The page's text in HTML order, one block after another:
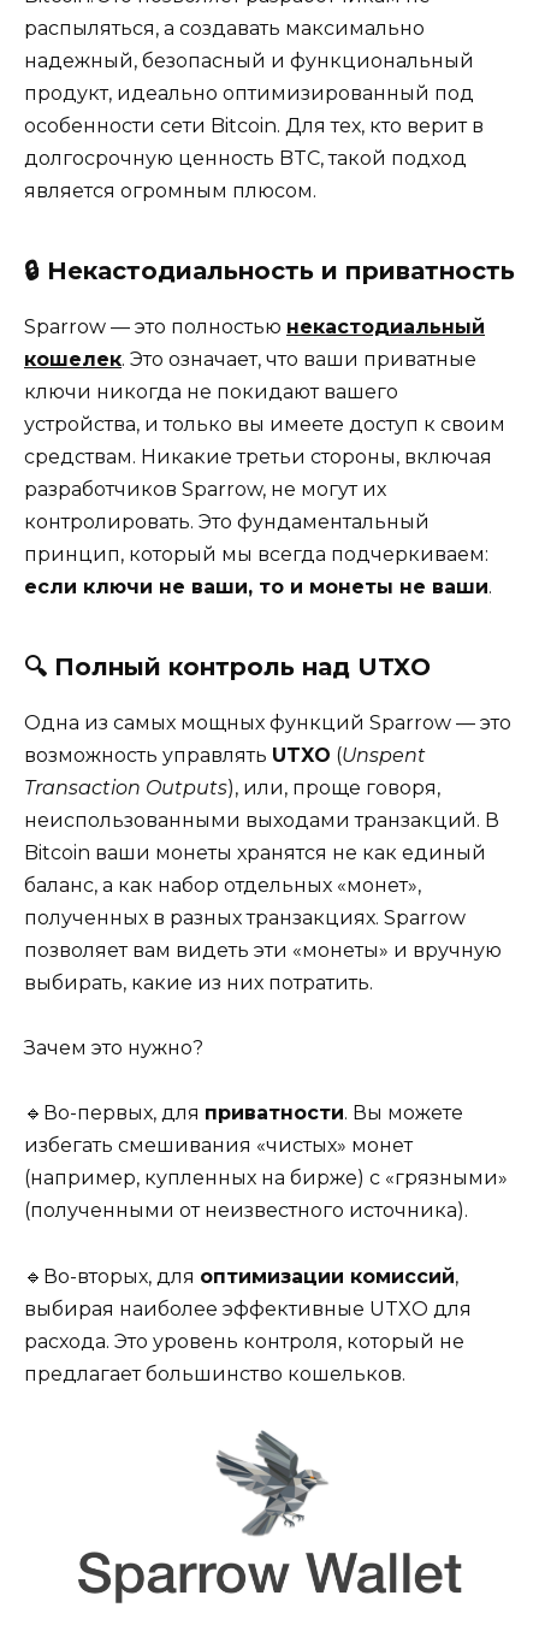
распыляться, а создавать максимально
надежный, безопасный и функциональный
продукт, идеально оптимизированный под
особенности сети Bitcoin. Для тех, кто верит в
долгосрочную ценность BTC, такой подход
является огромным плюсом.
🔒 Некастодиальность и приватность
Sparrow — это полностью некастодиальный
кошелек. Это означает, что ваши приватные
ключи никогда не покидают вашего
устройства, и только вы имеете доступ к своим
средствам. Никакие третьи стороны, включая
разработчиков Sparrow, не могут их
контролировать. Это фундаментальный
принцип, который мы всегда подчеркиваем:
если ключи не ваши, то и монеты не ваши.
🔍 Полный контроль над UTXO
Одна из самых мощных функций Sparrow — это
возможность управлять UTXO (Unspent
Transaction Outputs), или, проще говоря,
неиспользованными выходами транзакций. В
Bitcoin ваши монеты хранятся не как единый
баланс, а как набор отдельных «монет»,
полученных в разных транзакциях. Sparrow
позволяет вам видеть эти «монеты» и вручную
выбирать, какие из них потратить.
Зачем это нужно?
🔹Во-первых, для приватности. Вы можете
избегать смешивания «чистых» монет
(например, купленных на бирже) с «грязными»
(полученными от неизвестного источника).
🔹Во-вторых, для оптимизации комиссий,
выбирая наиболее эффективные UTXO для
расхода. Это уровень контроля, который не
предлагает большинство кошельков.